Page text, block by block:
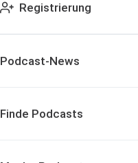
Registrierung
Podcast-News
Finde Podcasts